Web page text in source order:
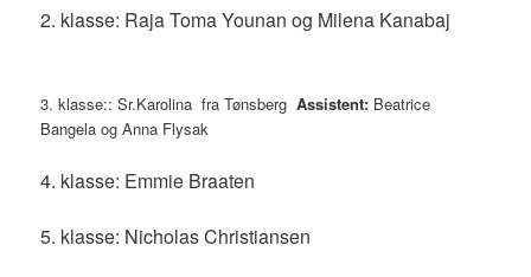
2. klasse: Raja Toma Younan og Milena Kanabaj
3. klasse:: Sr.Karolina fra TønsbergAssistent: Beatrice
Bangela og Anna Flysak
4. klasse: Emmie Braaten
5. klasse: Nicholas Christiansen